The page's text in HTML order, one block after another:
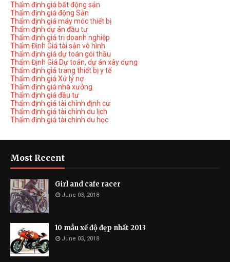
Thẩm định giá bất động sản
Thẩm định giá động Sản
Thẩm định giá máy móc thiết bị
Thẩm định dự án đầu tư
Thẩm định giá tri doanh nghiệp
Thẩm Định Giá tài sản vô hình
Thẩm định giá dự toán gói thầu
Thẩm Định Giá Dự toán, dự án xây dựng
Thẩm định giá trang thiết bị y tế
Thẩm định giá Xử lý nợ
Thẩm định giá nhà xưởng
Thẩm định giá đầu tư
Thẩm định giá tài chính định cư
Thẩm định giá tài chính du lịch
Thẩm định giá tài chính du học
Most Recent
Girl and cafe racer
June 03, 2018
10 mẫu xế độ đẹp nhất 2013
June 03, 2018